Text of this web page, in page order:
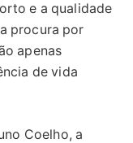
e a qualidade
procura por
apenas
de vida
Coelho, a